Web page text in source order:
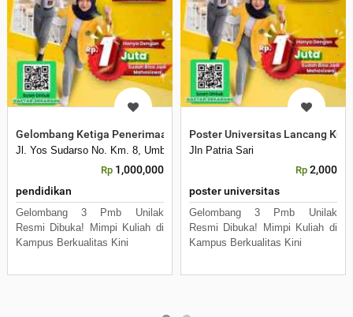
Gelombang Ketiga Penerimaan Mahasiswa Baru
Jl. Yos Sudarso No. Km. 8, Umban Sari, Rumbai, Kota Pekanbaru, Riau
Rp 1,000,000
pendidikan
Gelombang 3 Pmb Unilak
Resmi Dibuka! Mimpi Kuliah di
Kampus Berkualitas Kini
Poster Universitas Lancang
Jln Patria Sari
Rp 2,000
poster universitas
Gelombang 3 Pmb Unilak
Resmi Dibuka! Mimpi Kuliah di
Kampus Berkualitas Kini